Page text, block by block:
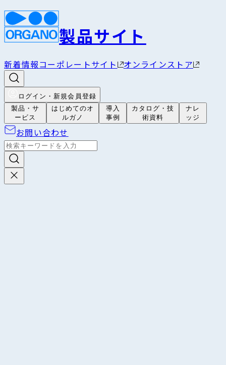
製品サイト
新着情報コーポレートサイト オンラインストア
ログイン・新規会員登録
製品・サ
ービス
はじめてのオ
ルガノ
導入
事例
カタログ・技
術資料
ナレ
ッジ
お問い合わせ